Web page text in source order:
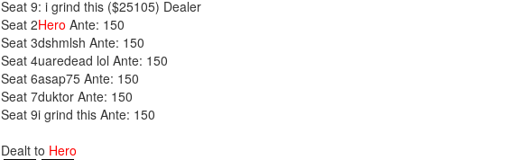
Seat 9: i grind this ($25105) Dealer
Seat 2Hero Ante: 150
Seat 3dshmlsh Ante: 150
Seat 4uaredead lol Ante: 150
Seat 6asap75 Ante: 150
Seat 7duktor Ante: 150
Seat 9i grind this Ante: 150
Dealt to Hero